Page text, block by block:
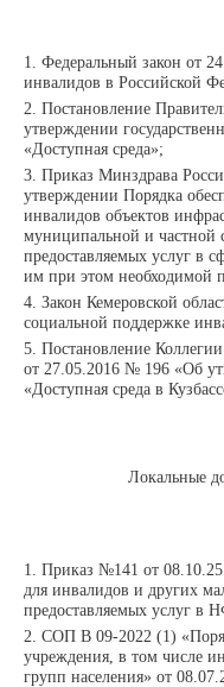
Федеральный закон от
инвалидов в Российской
Постановление
утверждении
«Доступная среда»;
Приказ Минздрава
утверждении Порядка
инвалидов объектов
муниципальной и частной
предоставляемых услуг в
им при этом необходимой
Закон Кемеровской
социальной поддержке
Постановление
от 27.05.2016 № 196 «Об
«Доступная среда в
Локальные
Приказ №141 от
для инвалидов и других
предоставляемых услуг
СОП В 09-2022 (1)
учреждения, в том числе
групп населения» от